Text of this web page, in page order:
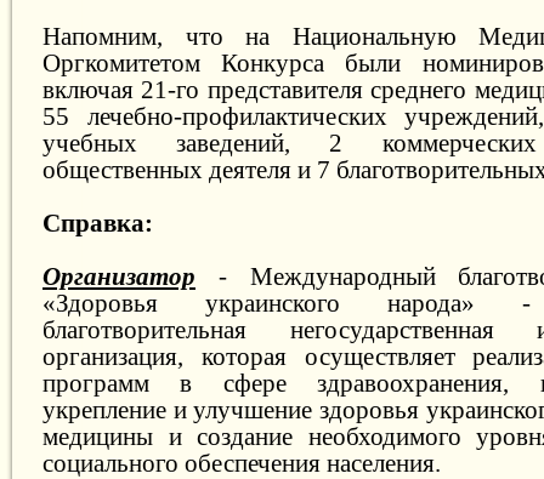
Напомним, что на Национальную
Оргкомитетом Конкурса были
включая 21-го представителя среднего
55 лечебно-профилактических
учебных заведений, 2
общественных деятеля и 7
Справка:
Организатор - Международный
«Здоровья украинского народа» -
благотворительная
организация, которая осуществляет
программ в сфере здравоохранения,
укрепление и улучшение здоровья
медицины и создание необходимого
социального обеспечения населения.